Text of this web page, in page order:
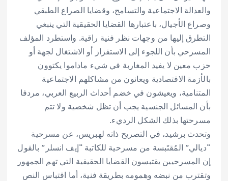
والعدالة الاجتماعية والتسامح، وقضايا الصراع الطبقي
وصراع الأجيال، باعتبارها القضايا الحقيقية التي ينبغي
التطرق إليها من وجهات نظر فنية راقية. واستطرد المؤلف
المسرحي بأن اللجوء إلى الاستفزاز أو الاشتغال لجهة أو
حزب معين لا يفيد المغاربة في شيء ماداموا يكتوون
بالأزمة الاقتصادية ويعانون من مشاكلهم الاجتماعية
المتنامية، ويعيشون في خضم أحداث الربيع العربي، مردفا
بأن المسائل الجنسية يجب أن تظل شخصية ولا تتم
مسرحتها بذلك الشكل الرديء.
وتحدث برشيد، في التصريح ذاته لهبريس، عن مسرحية
“ديالي” المُقتَبسة من مسرحية للكاتبة “إيف انسلر” بالقول
إن المسرحيين يقتبسون القضايا الحقيقية التي تهم الجمهور
وتقترب من نبضه وهمومه بطريقة فنية، أما اقتباس النص